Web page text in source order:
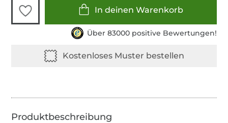
In deinen Warenkorb
Über 83000 positive Bewertungen!